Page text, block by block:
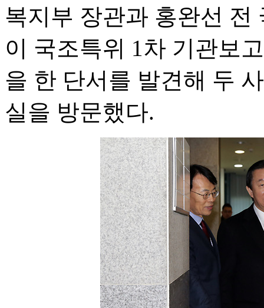
복지부 장관과 홍완선 전
이 국조특위 1차 기관보
을 한 단서를 발견해 두
실을 방문했다.